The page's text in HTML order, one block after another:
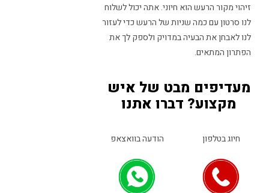
זיהוי מקור הרעש הוא חיוני. אתה יכול לשלוח
לנו סרטון עם כמה שניות של הרעש כדי לעזור
לנו לאבחן את הבעיה במדויק ולספק לך את
הפתרון המתאים.
מעדיפים מבט של איש
מקצוע? דברו אתנו
חיוג בטלפון הודעה בוואצאפ